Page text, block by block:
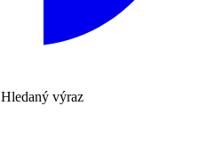
Hledaný výraz